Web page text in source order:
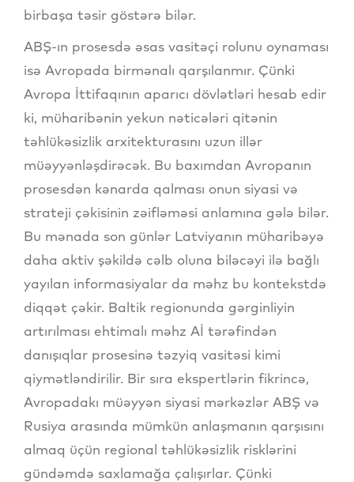
birbaşa təsir göstərə bilər.
ABŞ-ın prosesdə əsas vasitəçi rolunu oynaması
isə Avropada birmənalı qarşılanmır. Çünki
Avropa İttifaqının aparıcı dövlətləri hesab edir
ki, müharibənin yekun nəticələri qitənin
təhlükəsizlik arxitekturasını uzun illər
müəyyənləşdirəcək. Bu baxımdan Avropanın
prosesdən kənarda qalması onun siyasi və
strateji çəkisinin zəifləməsi anlamına gələ bilər.
Bu mənada son günlər Latviyanın müharibəyə
daha aktiv şəkildə cəlb oluna biləcəyi ilə bağlı
yayılan informasiyalar da məhz bu kontekstdə
diqqət çəkir. Baltik regionunda gərginliyin
artırılması ehtimalı məhz Aİ tərəfindən
danışıqlar prosesinə təzyiq vasitəsi kimi
qiymətləndirilir. Bir sıra ekspertlərin fikrincə,
Avropadakı müəyyən siyasi mərkəzlər ABŞ və
Rusiya arasında mümkün anlaşmanın qarşısını
almaq üçün regional təhlükəsizlik risklərini
gündəmdə saxlamağa çalışırlar. Çünki